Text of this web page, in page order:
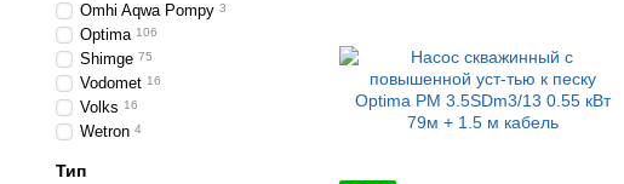
Omhi Aqwa Pompy 3
Optima 106
Shimge 75
Vodomet 16
Volks 16
Wetron 4
Тип